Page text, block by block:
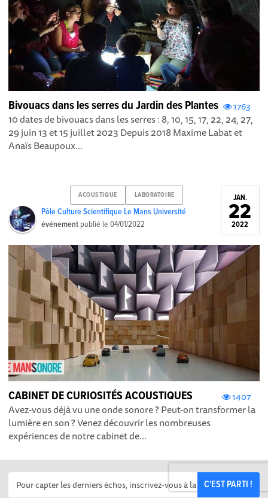
1763
Bivouacs dans les serres du Jardin des Plantes
10 dates de bivouacs dans les serres : 8, 10, 15, 17, 22, 24, 27,
29 juin 13 et 15 juillet 2023 Depuis 2018 Maxime Labat et
Anaïs Beaupoux...
ACOUSTIQUE LABORATOIRE
Pôle Culture Scientifique Le Mans Université
événement publié le04/01/2022
JAN.
22
2022
1407
CABINET DE CURIOSITÉS ACOUSTIQUES
Avez-vous déjà vu une onde sonore ? Peut-on transformer la
lumière en son ? Venez découvrir les nombreuses
expériences de notre cabinet de...
C'EST PARTI !